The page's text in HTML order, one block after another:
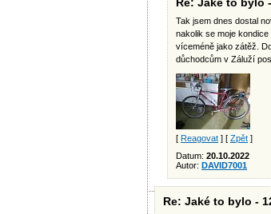
Tak jsem dnes dostal
nakolik se moje
víceméně jako zátěž.
důchodcům v Záluží
[ Reagovat ] [ Zpět ]
Datum: 20.10.2022
Autor: DAVID7001
Re: Jaké to bylo -